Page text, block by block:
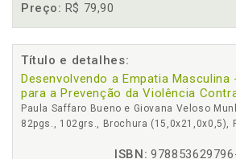
Preço: R$ 79,90
Título e detalhes:
Desenvolvendo a Empatia Masculina
para a Prevenção da Violência
Paula Saffaro Bueno e Giovana Veloso
82pgs., 102grs., Brochura (15,0x21,0x0,5),
ISBN: